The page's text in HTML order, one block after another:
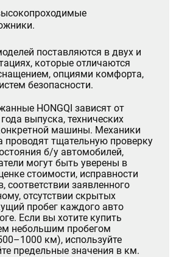
поставляются в двух и
которые отличаются
опциями комфорта,
безопасности.
HONGQI зависят от
выпуска, технических
машины. Механики
проводят тщательную проверку
б/у автомобилей,
могут быть уверены в
стоимости, исправности
соответствии заявленного
отсутствии скрытых
пробег каждого авто
Если вы хотите купить
небольшим пробегом
км), используйте
предельные значения в км.